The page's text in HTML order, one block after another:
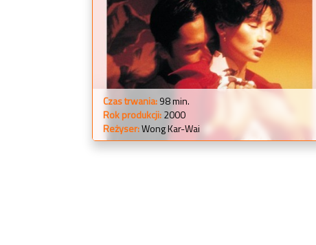
Czas trwania:98 min.
Rok produkcji:2000
Reżyser:Wong Kar-Wai